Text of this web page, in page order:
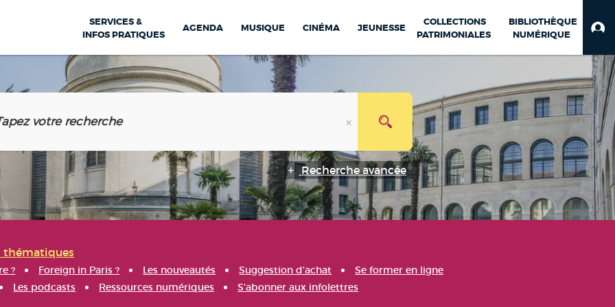
SERVICES &
INFOS PRATIQUES
AGENDA MUSIQUE CINÉMA JEUNESSE
COLLECTIONS
PATRIMONIALES
BIBLIOTHÈQUE
NUMÉRIQUE
Recherche avancée
thématiques
? Foreign in Paris ? Les nouveautés Suggestion d'achat
Se former en ligne
Les podcasts Ressources numériques S'abonner aux infolettres